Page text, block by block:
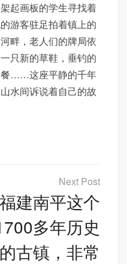
起画板的学生寻找着
游客驻足拍着镇上的
畔，老人们的牌局依
只新的草鞋，垂钓的
餐……这座平静的千年
水间诉说着自己的故
福建南平这个
多年历史
的古镇，非常